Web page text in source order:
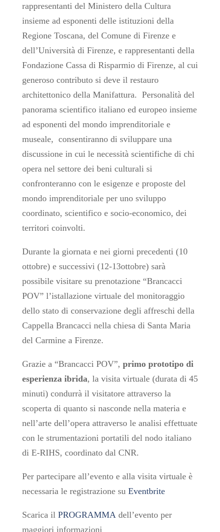
rappresentanti del Ministero della Cultura
insieme ad esponenti delle istituzioni della
Regione Toscana, del Comune di Firenze e
dell’Università di Firenze, e rappresentanti della
Fondazione Cassa di Risparmio di Firenze, al cui
generoso contributo si deve il restauro
architettonico della Manifattura. Personalità del
panorama scientifico italiano ed europeo insieme
ad esponenti del mondo imprenditoriale e
museale, consentiranno di sviluppare una
discussione in cui le necessità scientifiche di chi
opera nel settore dei beni culturali si
confronteranno con le esigenze e proposte del
mondo imprenditoriale per uno sviluppo
coordinato, scientifico e socio-economico, dei
territori coinvolti.
Durante la giornata e nei giorni precedenti (10
ottobre) e successivi (12-13ottobre) sarà
possibile visitare su prenotazione “Brancacci
POV” l’istallazione virtuale del monitoraggio
dello stato di conservazione degli affreschi della
Cappella Brancacci nella chiesa di Santa Maria
del Carmine a Firenze.
Grazie a “Brancacci POV”, primo prototipo di
esperienza ibrida, la visita virtuale (durata di 45
minuti) condurrà il visitatore attraverso la
scoperta di quanto si nasconde nella materia e
nell’arte dell’opera attraverso le analisi effettuate
con le strumentazioni portatili del nodo italiano
di E-RIHS, coordinato dal CNR.
Per partecipare all’evento e alla visita virtuale è
necessaria le registrazione su Eventbrite
Scarica il PROGRAMMA dell’evento per
maggiori informazioni